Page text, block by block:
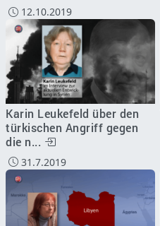
12.10.2019
Karin Leukefeld über den
türkischen Angriff gegen
die n...
31.7.2019